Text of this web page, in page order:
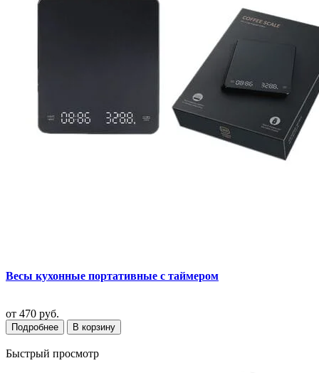
Весы кухонные портативные с таймером
от 470 руб.
Подробнее В корзину
Быстрый просмотр